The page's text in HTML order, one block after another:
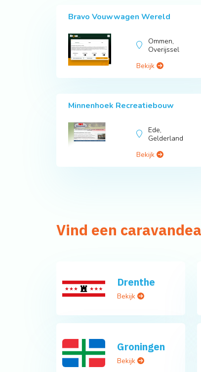
Bravo Vouwwagen Wereld
Ommen,
Overijssel
Bekijk
Minnenhoek Recreatiebouw
Ede,
Gelderland
Bekijk
Vind een
Drenthe
Bekijk
Groningen
Bekijk